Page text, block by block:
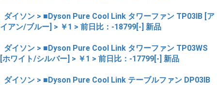
ダイソン > ■Dyson Pure Cool Link タワーファン TP03IB [ア
イアン/ブルー] > ￥1 > 前日比：-18799[-] 新品
ダイソン > ■Dyson Pure Cool Link タワーファン TP03WS
[ホワイト/シルバー] > ￥1 > 前日比：-17799[-] 新品
ダイソン > ■Dyson Pure Cool Link テーブルファン DP03IB